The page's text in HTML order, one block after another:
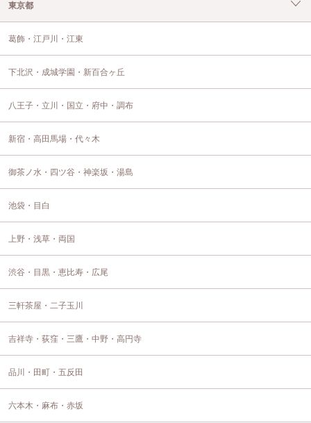
東京都
葛飾・江戸川・江東
下北沢・成城学園・新百合ヶ丘
八王子・立川・国立・府中・調布
新宿・高田馬場・代々木
御茶ノ水・四ツ谷・神楽坂・湯島
池袋・目白
上野・浅草・両国
渋谷・目黒・恵比寿・広尾
三軒茶屋・二子玉川
吉祥寺・荻窪・三鷹・中野・高円寺
品川・田町・五反田
六本木・麻布・赤坂